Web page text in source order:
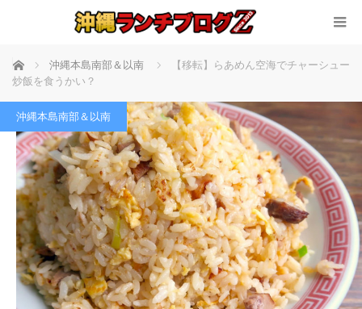
ホーム 沖縄本島南部＆以南
【移転】らあめん空海でチャーシュー
炒飯を食うかい？
沖縄本島南部＆以南